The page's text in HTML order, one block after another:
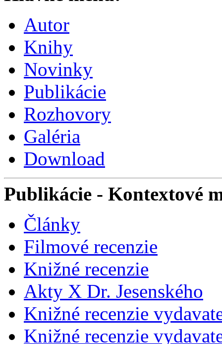
Autor
Knihy
Novinky
Publikácie
Rozhovory
Galéria
Download
Publikácie - Kontextové
Články
Filmové recenzie
Knižné recenzie
Akty X Dr. Jesenského
Knižné recenzie
Knižné recenzie